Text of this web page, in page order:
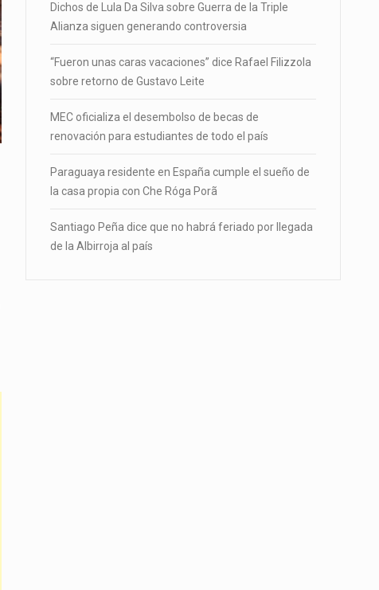
Dichos de Lula Da Silva sobre Guerra de la Triple
Alianza siguen generando controversia
“Fueron unas caras vacaciones” dice Rafael Filizzola
sobre retorno de Gustavo Leite
MEC oficializa el desembolso de becas de
renovación para estudiantes de todo el país
Paraguaya residente en España cumple el sueño de
la casa propia con Che Róga Porã
Santiago Peña dice que no habrá feriado por llegada
de la Albirroja al país